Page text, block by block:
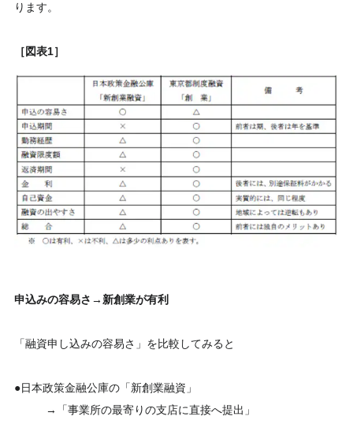
ります。
［図表1］
申込みの容易さ→新創業が有利
「融資申し込みの容易さ」を比較してみると
●日本政策金融公庫の「新創業融資」
→「事業所の最寄りの支店に直接へ提出」